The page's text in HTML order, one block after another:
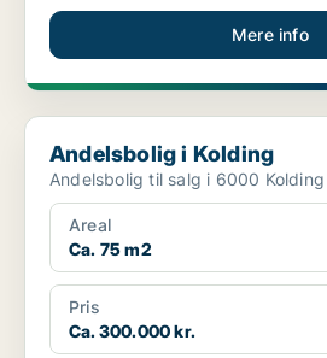
Mere info
Andelsbolig i Kolding
Andelsbolig i Kolding
Andelsbolig til salg i 6000 Kolding
Areal
Ca. 75 m2
Pris
Ca. 300.000 kr.